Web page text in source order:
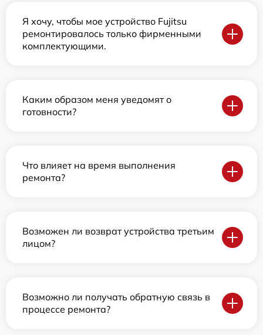
Я хочу, чтобы мое устройство Fujitsu
ремонтировалось только фирменными
комплектующими.
Каким образом меня уведомят о
готовности?
Что влияет на время выполнения
ремонта?
Возможен ли возврат устройства третьим
лицом?
Возможно ли получать обратную связь в
процессе ремонта?